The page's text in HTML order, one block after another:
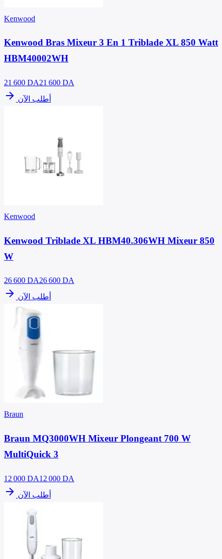
Kenwood
Kenwood Bras Mixeur 3 En 1 Triblade XL 850 Watt
HBM40002WH
21 600 DA21 600 DA
arrow_forward أطلب الآن
Kenwood
Kenwood Triblade XL HBM40.306WH Mixeur 850
W
26 600 DA26 600 DA
arrow_forward أطلب الآن
Braun
Braun MQ3000WH Mixeur Plongeant 700 W
MultiQuick 3
12 000 DA12 000 DA
arrow_forward أطلب الآن